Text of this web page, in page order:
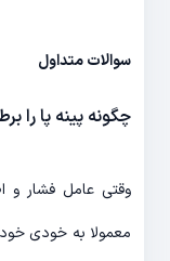
سوالات متداول
چگونه پینه پا را
وقتی عامل فشار و
معمولا به خودی